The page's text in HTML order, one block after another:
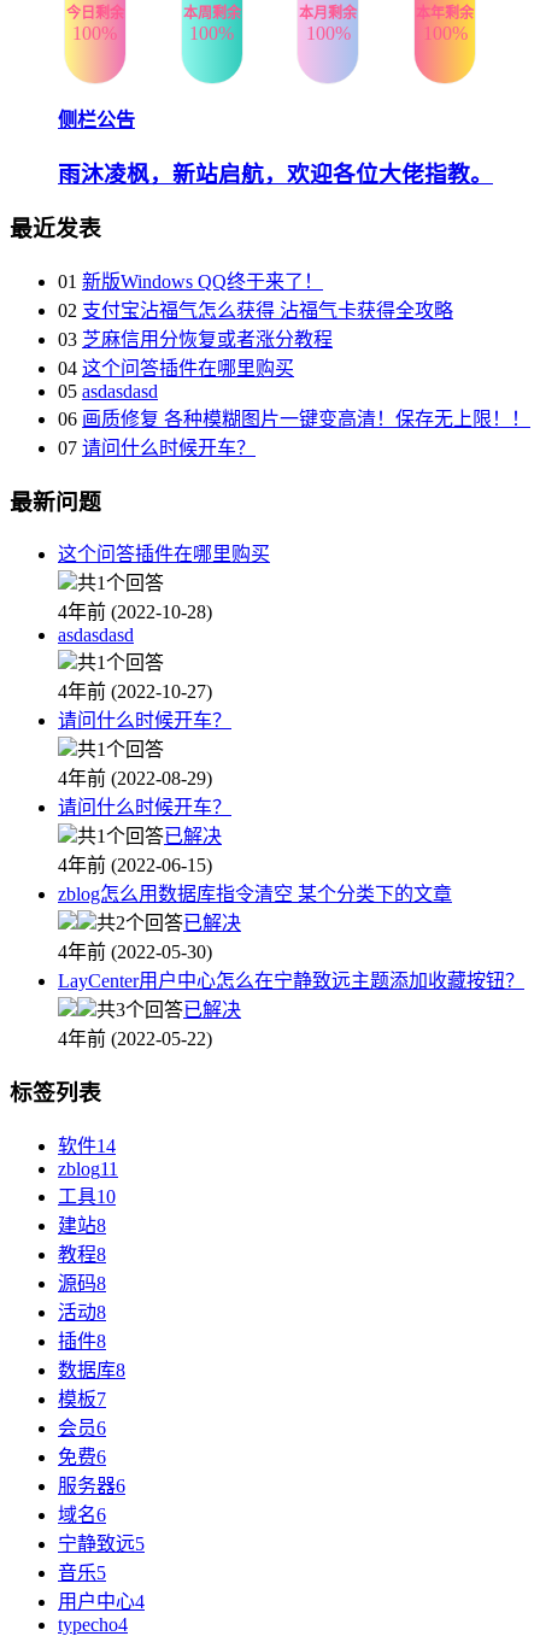
今日剩余
100%
本周剩余
100%
本月剩余
100%
本年剩余
100%
侧栏公告
雨沐凌枫，新站启航，欢迎各位大佬指教。
最近发表
01 新版Windows QQ终于来了！
02 支付宝沾福气怎么获得 沾福气卡获得全攻略
03 芝麻信用分恢复或者涨分教程
04 这个问答插件在哪里购买
05 asdasdasd
06 画质修复 各种模糊图片一键变高清！保存无上限！！
07 请问什么时候开车？
最新问题
这个问答插件在哪里购买
共1个回答
4年前 (2022-10-28)
asdasdasd
共1个回答
4年前 (2022-10-27)
请问什么时候开车？
共1个回答
4年前 (2022-08-29)
请问什么时候开车？
共1个回答已解决
4年前 (2022-06-15)
zblog怎么用数据库指令清空 某个分类下的文章
共2个回答已解决
4年前 (2022-05-30)
LayCenter用户中心怎么在宁静致远主题添加收藏按钮？
共3个回答已解决
4年前 (2022-05-22)
标签列表
软件14
zblog11
工具10
建站8
教程8
源码8
活动8
插件8
数据库8
模板7
会员6
免费6
服务器6
域名6
宁静致远5
音乐5
用户中心4
typecho4